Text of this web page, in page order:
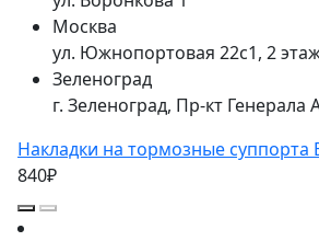
Москва
ул. Южнопортовая 22с1, 2
Зеленоград
г. Зеленоград, Пр-кт Генерала
Накладки на тормозные
840₽